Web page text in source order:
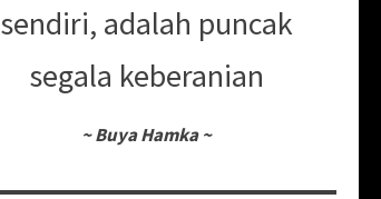
sendiri, adalah puncak
segala keberanian
~Buya Hamka ~